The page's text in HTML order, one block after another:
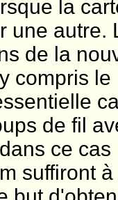
la
une autre.
de la
compris
de fil
ce
suffiront